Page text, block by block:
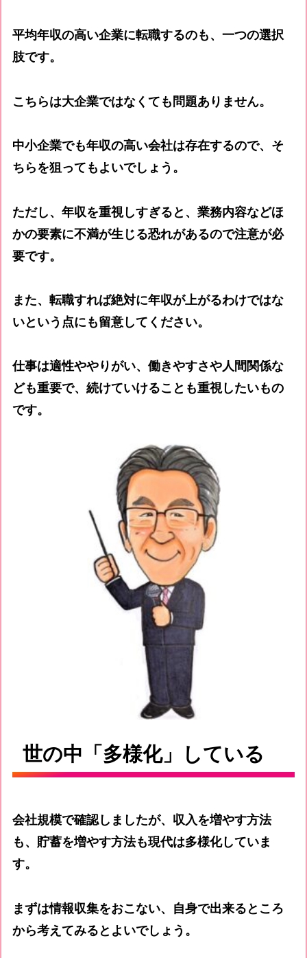
平均年収の高い企業に転職するのも、一つの選択
肢です。
こちらは大企業ではなくても問題ありません。
中小企業でも年収の高い会社は存在するので、そ
ちらを狙ってもよいでしょう。
ただし、年収を重視しすぎると、業務内容などほ
かの要素に不満が生じる恐れがあるので注意が必
要です。
また、転職すれば絶対に年収が上がるわけではな
いという点にも留意してください。
仕事は適性ややりがい、働きやすさや人間関係な
ども重要で、続けていけることも重視したいもの
です。
世の中「多様化」している
会社規模で確認しましたが、収入を増やす方法
も、貯蓄を増やす方法も現代は多様化していま
す。
まずは情報収集をおこない、自身で出来るところ
から考えてみるとよいでしょう。